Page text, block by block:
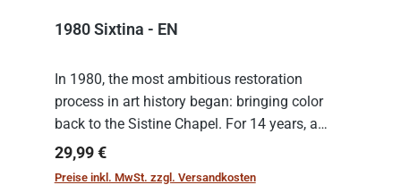
1980 Sixtina - EN
In 1980, the most ambitious restoration
process in art history began: bringing color
back to the Sistine Chapel. For 14 years, a
team of experts from the Vatican undertook
the meticulous job of cleaning and
Regulärer Preis:
29,99 €
Preise inkl. MwSt. zzgl. Versandkosten